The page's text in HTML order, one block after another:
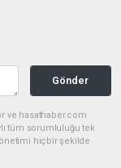
Gönder
ve hasathaber.com
tüm sorumluluğu tek
hiçbir şekilde